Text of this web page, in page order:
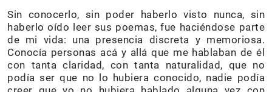
Sin conocerlo, sin poder haberlo visto nunca, sin
haberlo oído leer sus poemas, fue haciéndose parte
de mi vida: una presencia discreta y memoriosa.
Conocía personas acá y allá que me hablaban de él
con tanta claridad, con tanta naturalidad, que no
podía ser que no lo hubiera conocido, nadie podía